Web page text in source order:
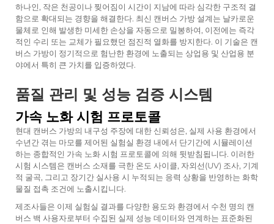
하나인, 작은 천공이나 찢어짐이 시간이 지남에 따라 심각한 구조적 결
함으로 확대되는 경향을 해결한다. 최신 캔버스 가방 설계는 날카로운
물체로 인해 발생한 미세한 손상을 자동으로 밀봉하여, 이전에는 즉각
적인 수리 또는 교체가 필요했던 점진적 열화를 방지한다. 이 기술은 캔
버스 가방이 정기적으로 험난한 환경에 노출되는 상업용 및 산업용 분
야에서 특히 큰 가치를 입증하였다.
품질 관리 및 성능 검증 시스템
가속 노화 시험 프로토콜
현대 캔버스 가방의 내구성 주장에 대한 신뢰성은, 실제 사용 환경에서
수년간 겪는 마모를 제어된 실험실 환경 내에서 단기간에 시뮬레이션
하는 종합적인 가속 노화 시험 프로토콜에 의해 뒷받침됩니다. 이러한
시험 시스템은 캔버스 소재를 극한 온도 사이클, 자외선(UV) 조사, 기계
적 굴곡, 그리고 장기간 실사용 시 누적되는 응력 상황을 반영하는 화학
물질 접촉 조건에 노출시킵니다.
제조사들은 이제 실험실 결과를 다양한 용도와 환경에서 수천 명의 캔
버스 백 사용자로부터 수집된 실제 성능 데이터와 연계하는 표준화된